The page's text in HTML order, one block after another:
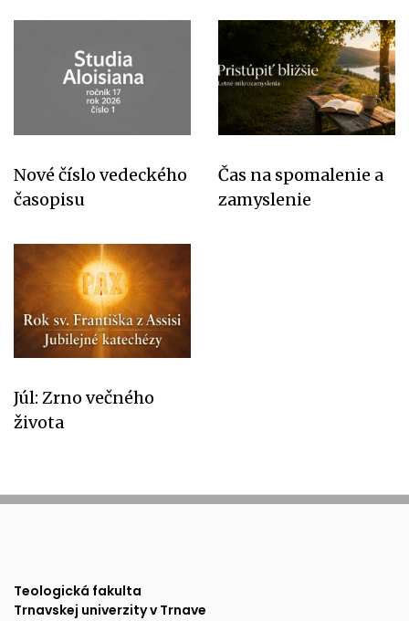
Nové číslo vedeckého
časopisu
Čas na spomalenie a
zamyslenie
Júl: Zrno večného
života
Teologická fakulta
Trnavskej univerzity v Trnave